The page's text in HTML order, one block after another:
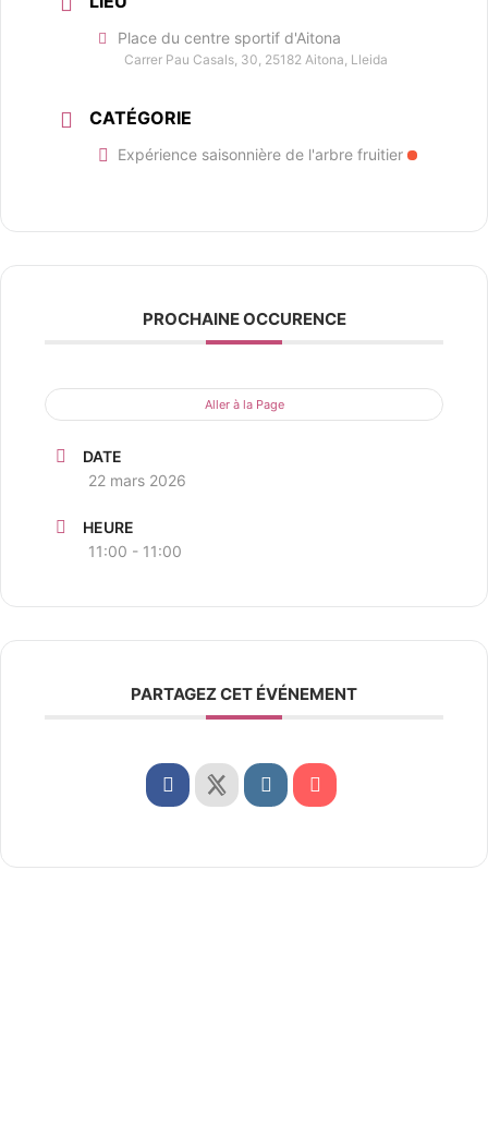
Place du centre sportif d'Aitona
Carrer Pau Casals, 30, 25182 Aitona, Lleida
CATÉGORIE
Expérience saisonnière de l'arbre fruitier
PROCHAINE OCCURENCE
Aller à la Page
DATE
22 mars 2026
HEURE
11:00 - 11:00
PARTAGEZ CET ÉVÉNEMENT